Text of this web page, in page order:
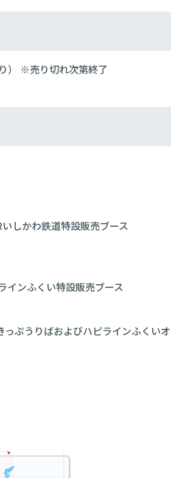
） ※売り切れ次第終了
しかわ鉄道特設販売ブース
インふくい特設販売ブース
ぷうりばおよびハピラインふくい